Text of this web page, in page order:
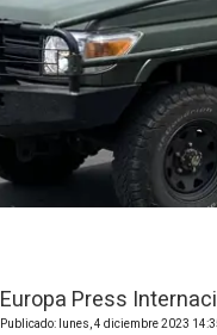
Europa Press
Publicado: lunes, 4 diciembre 2023